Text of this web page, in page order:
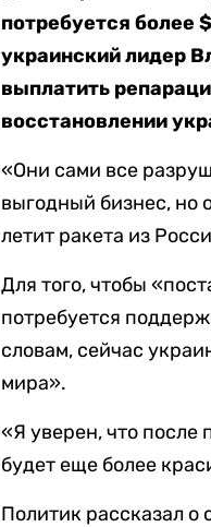
потребуется более
украинский лидер
выплатить
восстановлении
«Они сами все
выгодный бизнес, но
летит ракета из
Для того, чтобы
потребуется
словам, сейчас
мира».
«Я уверен, что после
будет еще более
Политик рассказал